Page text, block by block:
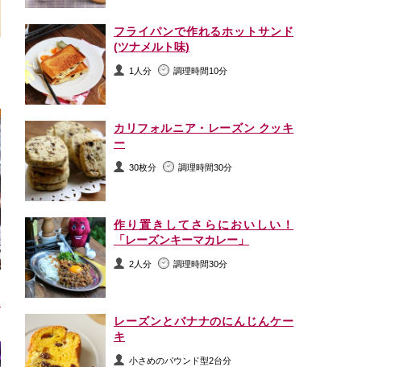
フライパンで作れるホットサンド
(ツナメルト味)
1人分 調理時間10分
カリフォルニア・レーズン クッキ
ー
30枚分 調理時間30分
作り置きしてさらにおいしい！
「レーズンキーマカレー」
2人分 調理時間30分
レーズンとバナナのにんじんケー
キ
小さめのパウンド型2台分